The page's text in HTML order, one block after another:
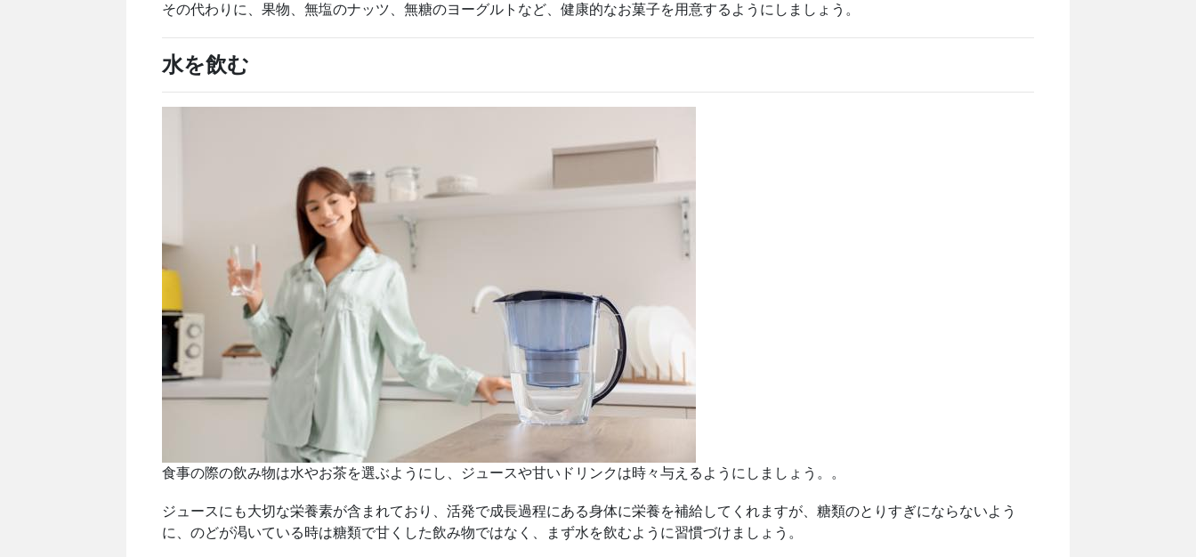
その代わりに、果物、無塩のナッツ、無糖のヨーグルトなど、健康的なお菓子を用意するようにしましょう。
水を飲む
食事の際の飲み物は水やお茶を選ぶようにし、ジュースや甘いドリンクは時々与えるようにしましょう。。
ジュースにも大切な栄養素が含まれており、活発で成長過程にある身体に栄養を補給してくれますが、糖類のとりすぎにならないよう
に、のどが渇いている時は糖類で甘くした飲み物ではなく、まず水を飲むように習慣づけましょう。